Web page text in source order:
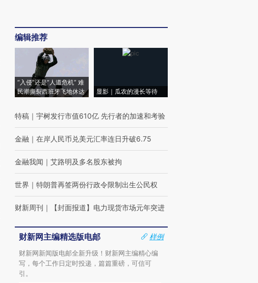
编辑推荐
“入侵”还是“人道危机” 难
民潮撕裂西班牙飞地休达
显影｜瓜农的漫长等待
特稿 ｜ 宇树发行市值610亿 先行者的加速和考验
金融 ｜ 在岸人民币兑美元汇率连日升破6.75
金融我闻 ｜ 艾路明及多名股东被拘
世界 ｜ 特朗普再签两份行政令限制出生公民权
财新周刊 ｜ 【封面报道】电力现货市场元年突进
财新网主编精选版电邮
样例
财新网新闻版电邮全新升级！财新网主编精心编
写，每个工作日定时投递，篇篇重磅，可信可
引。